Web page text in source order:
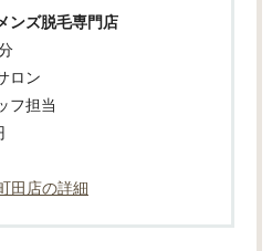
ンズ脱毛専門店
ロン
フ担当
田店の詳細